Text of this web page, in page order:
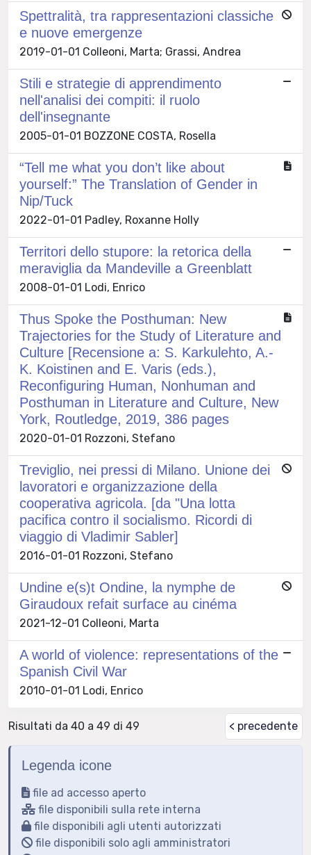
Spettralità, tra rappresentazioni classiche
e nuove emergenze
2019-01-01 Colleoni, Marta; Grassi, Andrea
Stili e strategie di apprendimento
nell'analisi dei compiti: il ruolo
dell'insegnante
2005-01-01 BOZZONE COSTA, Rosella
“Tell me what you don’t like about
yourself:” The Translation of Gender in
Nip/Tuck
2022-01-01 Padley, Roxanne Holly
Territori dello stupore: la retorica della
meraviglia da Mandeville a Greenblatt
2008-01-01 Lodi, Enrico
Thus Spoke the Posthuman: New
Trajectories for the Study of Literature and
Culture [Recensione a: S. Karkulehto, A.-
K. Koistinen and E. Varis (eds.),
Reconfiguring Human, Nonhuman and
Posthuman in Literature and Culture, New
York, Routledge, 2019, 386 pages
2020-01-01 Rozzoni, Stefano
Treviglio, nei pressi di Milano. Unione dei
lavoratori e organizzazione della
cooperativa agricola. [da "Una lotta
pacifica contro il socialismo. Ricordi di
viaggio di Vladimir Sabler]
2016-01-01 Rozzoni, Stefano
Undine e(s)t Ondine, la nymphe de
Giraudoux refait surface au cinéma
2021-12-01 Colleoni, Marta
A world of violence: representations of the
Spanish Civil War
2010-01-01 Lodi, Enrico
Risultati da 40 a 49 di 49 < precedente
Legenda icone
file ad accesso aperto
file disponibili sulla rete interna
file disponibili agli utenti autorizzati
file disponibili solo agli amministratori